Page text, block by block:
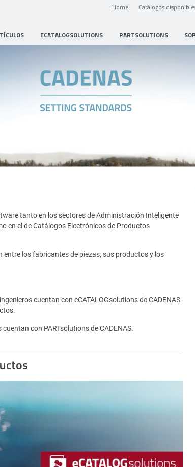
Home Catálogos
ECATALOGSOLUTIONS PARTSOLUTIONS
tanto en los sectores de Administración Inteligente
en el de Catálogos Electrónicos de Productos
entre los fabricantes de piezas, sus productos y los
cuentan con eCATALOGsolutions de CADENAS
con PARTsolutions de CADENAS.